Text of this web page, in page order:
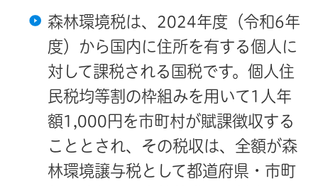
森林環境税は、2024年度（令和6年
度）から国内に住所を有する個人に
対して課税される国税です。個人住
民税均等割の枠組みを用いて1人年
額1,000円を市町村が賦課徴収する
こととされ、その税収は、全額が森
林環境譲与税として都道府県・市町